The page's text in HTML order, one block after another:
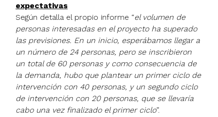
expectativas
Según detalla el propio informe “el volumen de
personas interesadas en el proyecto ha superado
las previsiones. En un inicio, esperábamos llegar a
un número de 24 personas, pero se inscribieron
un total de 60 personas y como consecuencia de
la demanda, hubo que plantear un primer ciclo de
intervención con 40 personas, y un segundo ciclo
de intervención con 20 personas, que se llevaría
cabo una vez finalizado el primer ciclo”.